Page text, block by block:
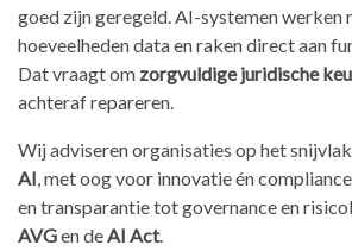
goed zijn geregeld. AI-systemen werken
hoeveelheden data en raken direct aan
Dat vraagt om zorgvuldige juridische
achteraf repareren.
Wij adviseren organisaties op het
AI, met oog voor innovatie én
en transparantie tot governance en
AVGen deAI Act.